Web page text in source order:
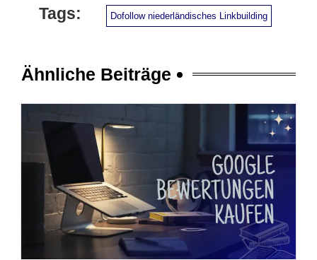
Tags: Dofollow niederländisches Linkbuilding
Ähnliche Beiträge